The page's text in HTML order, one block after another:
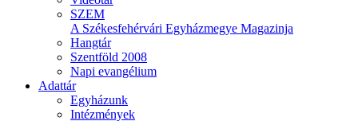
SZEM
A Székesfehérvári Egyházmegye Magazinja
Hangtár
Szentföld 2008
Napi evangélium
Adattár
Egyházunk
Intézmények